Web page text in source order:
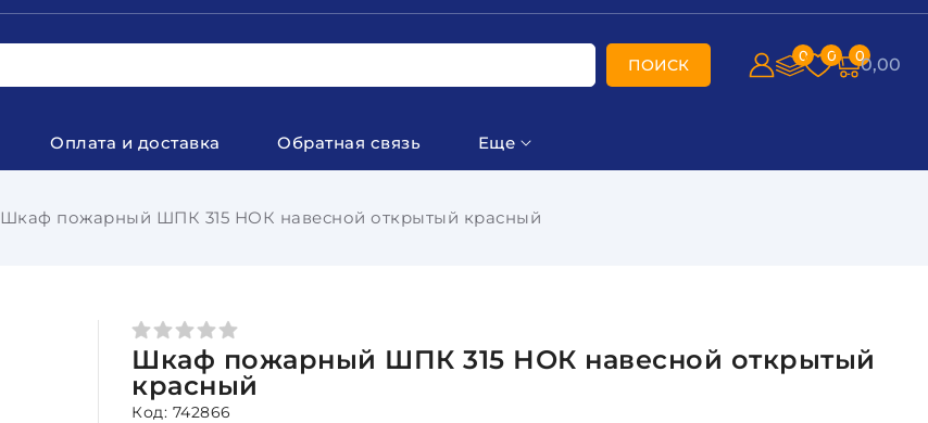
ПОИСК 0 0 00,00
Оплата и доставка Обратная связь Еще
Шкаф пожарный ШПК 315 НОК навесной открытый красный
Шкаф пожарный ШПК 315 НОК навесной открытый
красный
Код: 742866